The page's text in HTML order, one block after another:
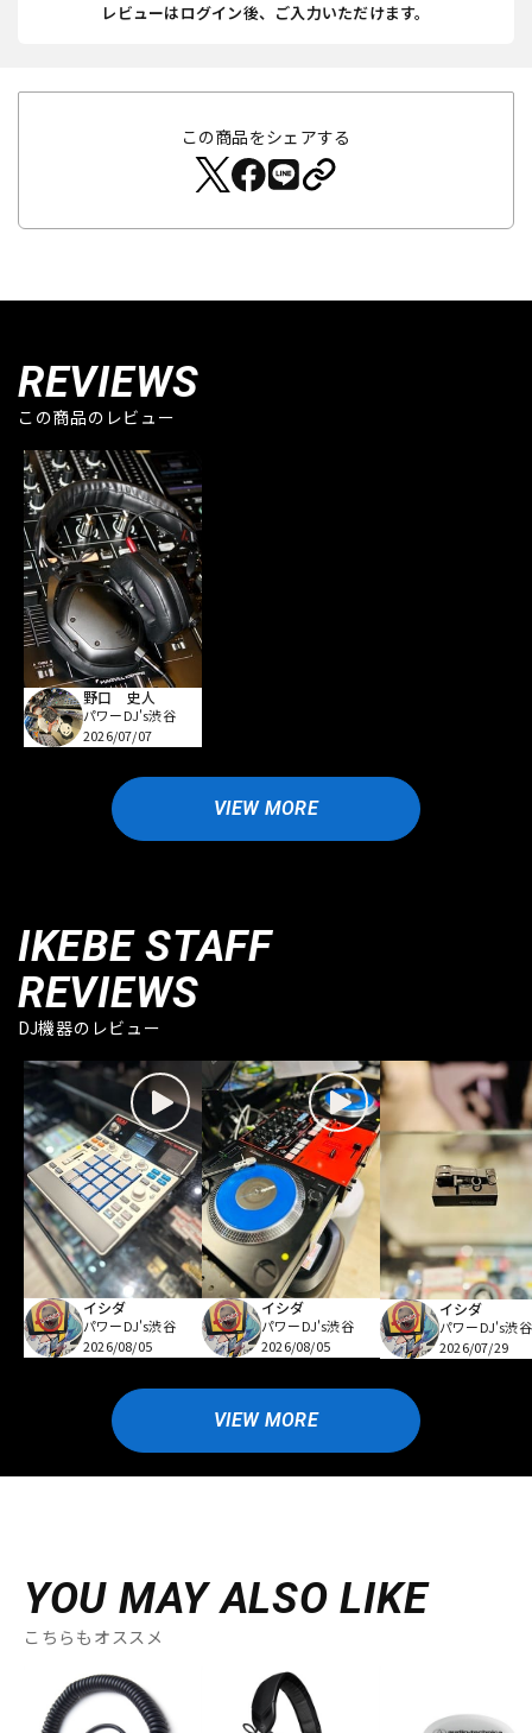
レビューはログイン後、ご入力いただけます。
この商品をシェアする
REVIEWS
この商品のレビュー
野口 史人
パワーDJ's渋谷
2026/07/07
VIEW MORE
IKEBE STAFF
REVIEWS
DJ機器のレビュー
イシダ
パワーDJ's渋谷
2026/08/05
イシダ
パワーDJ's渋谷
2026/08/05
イシダ
パワーDJ's渋谷
2026/07/29
VIEW MORE
YOU MAY ALSO LIKE
こちらもオススメ